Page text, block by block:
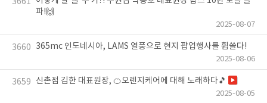
파!🙌
2025-08-07
3660 365mc 인도네시아, LAMS 열풍으로 현지 팝업행사를 휩쓸다!
2025-08-06
3659 신촌점 김한 대표원장, 🍊오렌지케어에 대해 노래하다🎵
2025-08-05